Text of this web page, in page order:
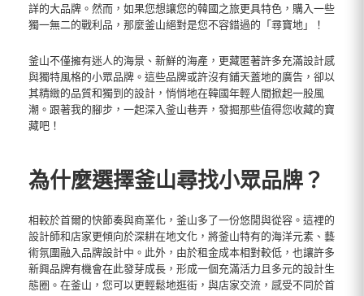
詳的大品牌。然而，如果您想讓您的韓國之旅更具特色，購入一些
獨一無二的戰利品，那麼釜山絕對是您不容錯過的「尋寶地」！
釜山不僅擁有迷人的海景、新鮮的海產，更藏匿著許多充滿設計感
與獨特風格的小眾品牌。這些品牌或許沒有鋪天蓋地的廣告，卻以
其精緻的品質和獨到的設計，悄悄地在韓國年輕人間掀起一股風
潮。跟著我的腳步，一起深入釜山巷弄，發掘那些值得您收藏的寶
藏吧！
為什麼選擇釜山尋找小眾品牌？
相較於首爾的快節奏與商業化，釜山多了一份悠閒與從容。這裡的
設計師和店家更傾向於深耕在地文化，將釜山特有的海洋元素、藝
術氛圍融入品牌設計中。此外，由於租金成本相對較低，也讓許多
新興品牌有機會在此發芽成長，形成一個充滿活力且多元的設計生
態圈。在釜山，您可以更輕鬆地逛街，與店家交流，感受不同於首